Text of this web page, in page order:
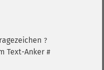
?
Text-Anker #